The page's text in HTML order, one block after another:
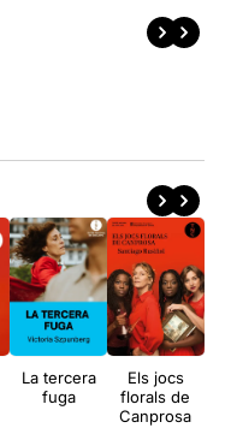
La tercera
fuga
Els jocs
florals de
Canprosa